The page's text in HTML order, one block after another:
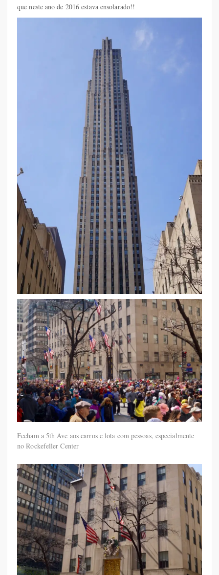
que neste ano de 2016 estava ensolarado!!
Fecham a 5th Ave aos carros e lota com pessoas, especialmente
no Rockefeller Center